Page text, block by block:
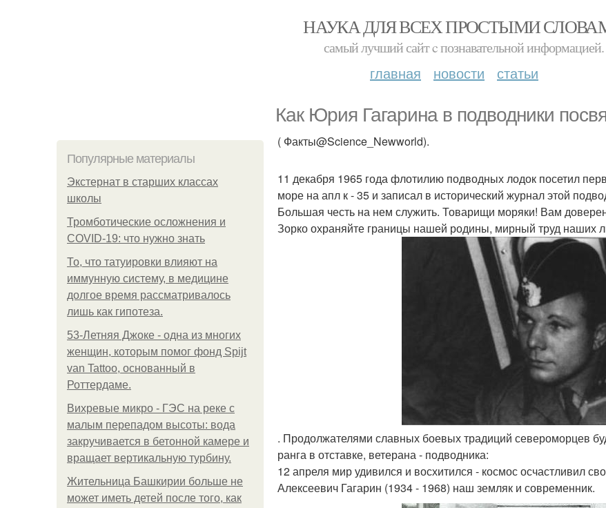
НАУКА ДЛЯ ВСЕХ ПРОСТЫМИ
самый лучший сайт c познавательной информацией.
главная новости статьи
Как Юрия Гагарина в подводники
Популярные материалы
Экстернат в старших классах
школы
Тромботические осложнения и
COVID-19: что нужно знать
То, что татуировки влияют на
иммунную систему, в медицине
долгое время рассматривалось
лишь как гипотеза.
53-Летняя Джоке - одна из многих
женщин, которым помог фонд Spijt
van Tattoo, основанный в
Роттердаме.
Вихревые микро - ГЭС на реке с
малым перепадом высоты: вода
закручивается в бетонной камере и
вращает вертикальную турбину.
Жительница Башкирии больше не
может иметь детей после того, как
( Факты@Science_Newworld).
11 декабря 1965 года флотилию подводных лодок посетил
море на апл к - 35 и записал в исторический журнал этой
Большая честь на нем служить. Товарищи моряки! Вам
Зорко охраняйте границы нашей родины, мирный труд наших
. Продолжателями славных боевых традиций североморцев
ранга в отставке, ветерана - подводника:
12 апреля мир удивился и восхитился - космос осчастливил
Алексеевич Гагарин (1934 - 1968) наш земляк и современник.